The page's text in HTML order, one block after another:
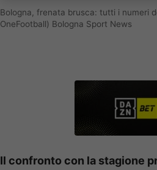
Bologna, frenata brusca: tutti i numeri
OneFootball) Bologna Sport News
Il confronto con la stagione